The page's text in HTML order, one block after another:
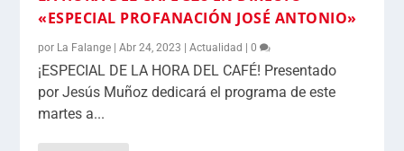
«ESPECIAL PROFANACIÓN JOSÉ ANTONIO»
por La Falange |Abr 24, 2023 |Actualidad |0
¡ESPECIAL DE LA HORA DEL CAFÉ! Presentado
por Jesús Muñoz dedicará el programa de este
martes a...